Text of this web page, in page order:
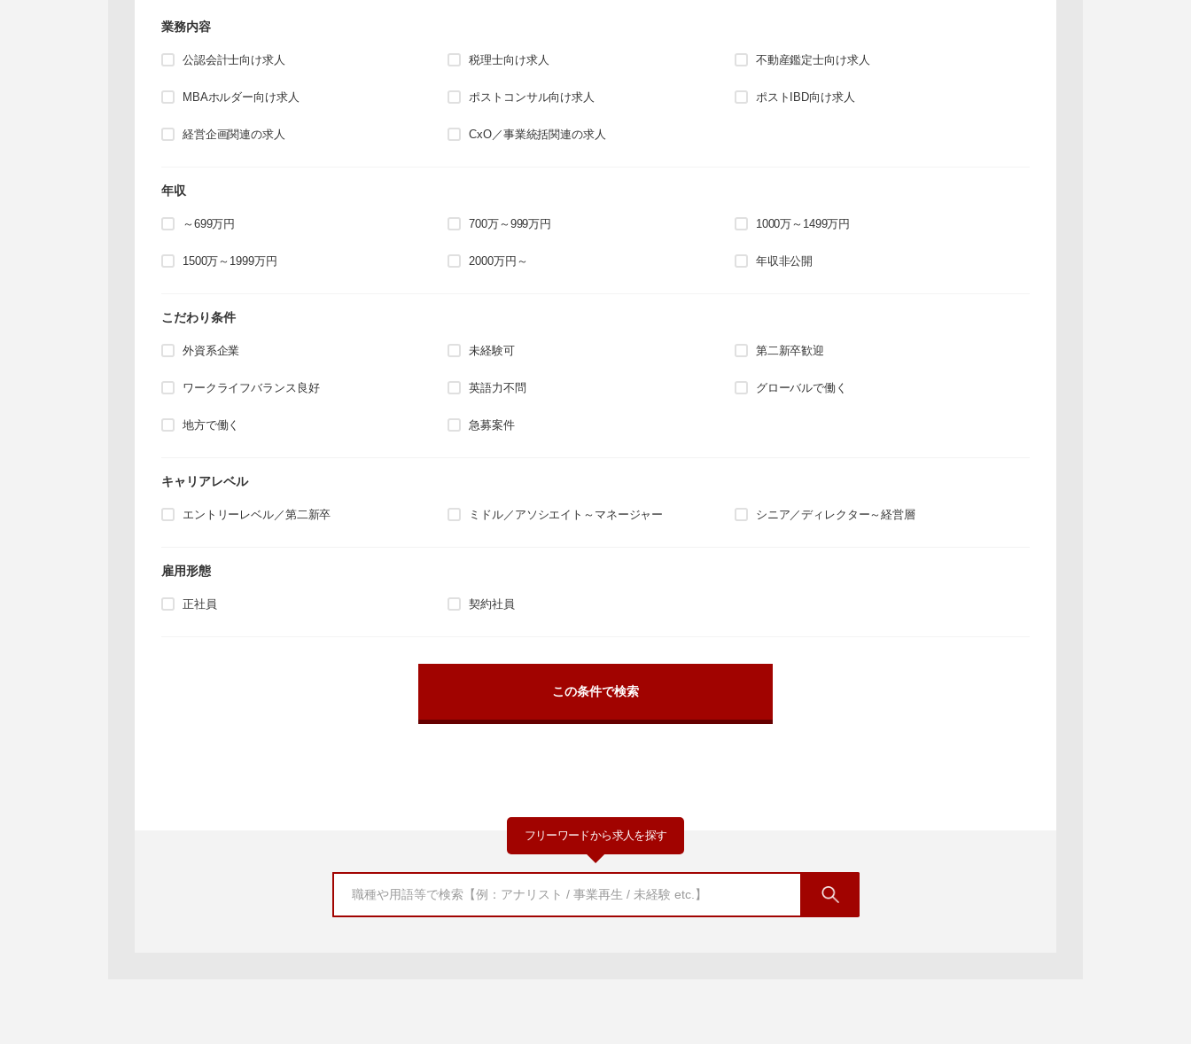
業務内容
公認会計士向け求人 税理士向け求人 不動産鑑定士向け求人
MBAホルダー向け求人 ポストコンサル向け求人 ポストIBD向け求人
経営企画関連の求人 CxO／事業統括関連の求人
年収
～699万円 700万～999万円 1000万～1499万円
1500万～1999万円 2000万円～ 年収非公開
こだわり条件
外資系企業 未経験可 第二新卒歓迎
ワークライフバランス良好 英語力不問 グローバルで働く
地方で働く 急募案件
キャリアレベル
エントリーレベル／第二新卒 ミドル／アソシエイト～マネージャー シニア／ディレクター～経営層
雇用形態
正社員 契約社員
フリーワードから求人を探す